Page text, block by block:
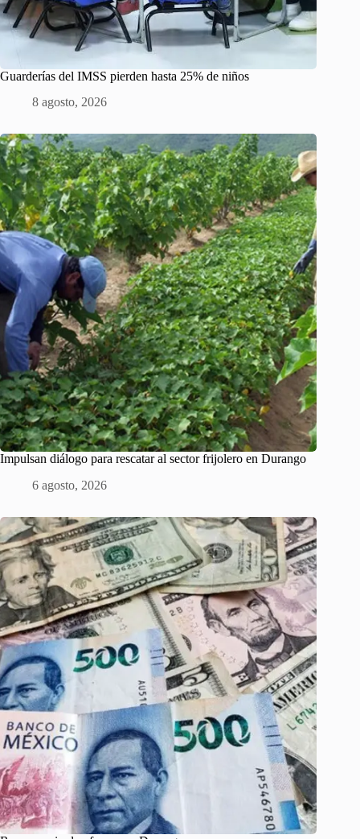
Guarderías del IMSS pierden hasta 25% de niños
8 agosto, 2026
Impulsan diálogo para rescatar al sector frijolero en Durango
6 agosto, 2026